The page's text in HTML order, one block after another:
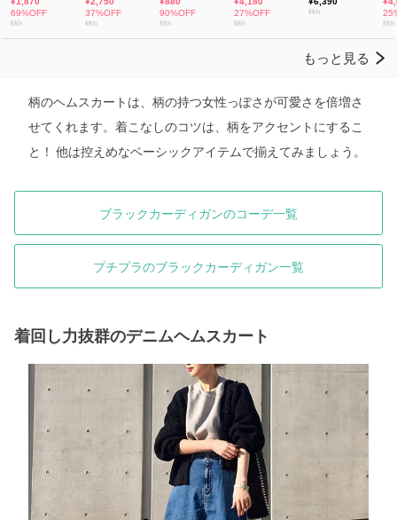
柄のヘムスカートは、柄の持つ女性っぽさが可愛さを倍増さ
せてくれます。着こなしのコツは、柄をアクセントにするこ
と！ 他は控えめなベーシックアイテムで揃えてみましょう。
ブラックカーディガンのコーデ一覧
プチプラのブラックカーディガン一覧
着回し力抜群のデニムヘムスカート